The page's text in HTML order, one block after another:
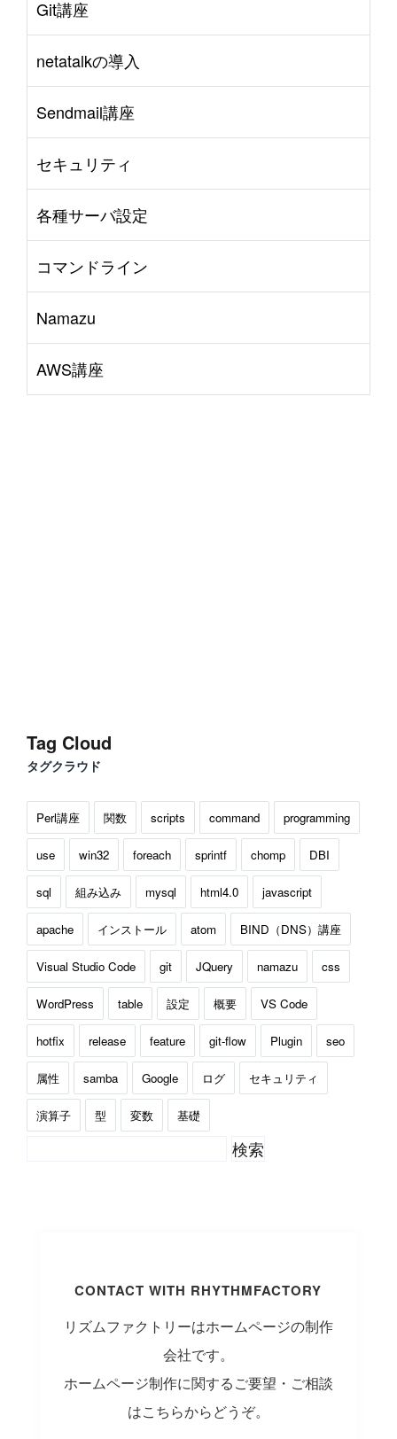
Git講座
netatalkの導入
Sendmail講座
セキュリティ
各種サーバ設定
コマンドライン
Namazu
AWS講座
Tag Cloud
タグクラウド
Perl講座 関数 scripts command programming
use win32 foreach sprintf chomp DBI
sql 組み込み mysql html4.0 javascript
apache インストール atom BIND（DNS）講座
Visual Studio Code git JQuery namazu css
WordPress table 設定 概要 VS Code
hotfix release feature git-flow Plugin seo
属性 samba Google ログ セキュリティ
演算子 型 変数 基礎
CONTACT WITH RHYTHMFACTORY
リズムファクトリーはホームページの制作
会社です。
ホームページ制作に関するご要望・ご相談
はこちらからどうぞ。